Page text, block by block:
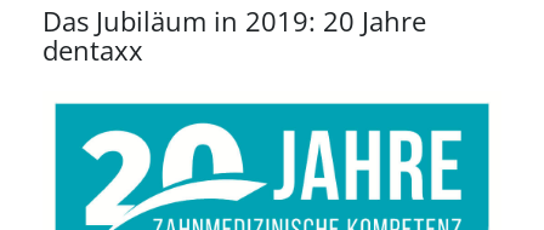
Das Jubiläum in 2019: 20 Jahre
dentaxx